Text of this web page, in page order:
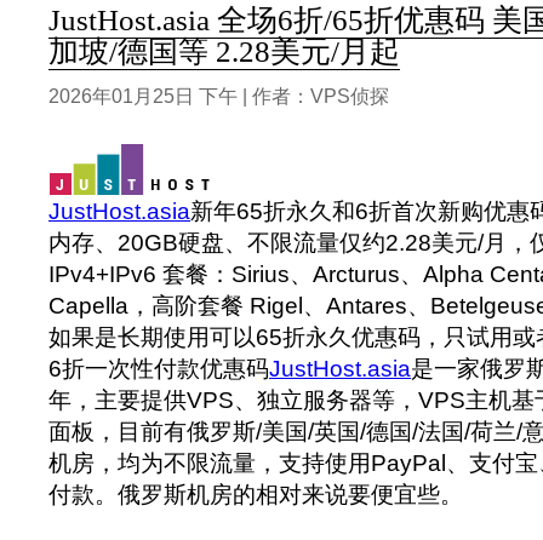
JustHost.asia 全场6折/65折优惠码 美
加坡/德国等 2.28美元/月起
2026年01月25日 下午 | 作者：VPS侦探
JustHost.asia新年65折永久和6折首次新购优惠
内存、20GB硬盘、不限流量仅约2.28美元/月，
IPv4+IPv6 套餐：Sirius、Arcturus、Alpha
Capella，高阶套餐 Rigel、Antares、
如果是长期使用可以65折永久优惠码，只试用
6折一次性付款优惠码JustHost.asia是一家俄罗
年，主要提供VPS、独立服务器等，VPS主机
面板，目前有俄罗斯/美国/英国/德国/法国/荷兰/
机房，均为不限流量，支持使用PayPal、支付
付款。俄罗斯机房的相对来说要便宜些。